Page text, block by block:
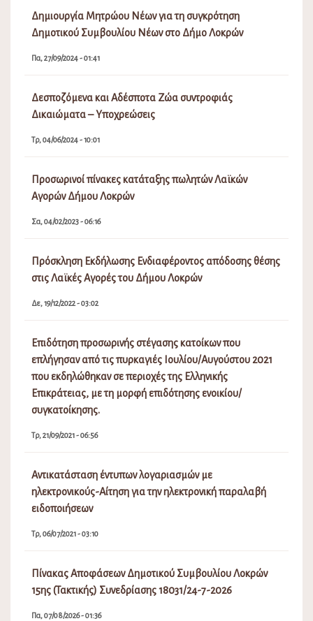
Δημιουργία Μητρώου Νέων για τη συγκρότηση
Δημοτικού Συμβουλίου Νέων στο Δήμο Λοκρών
Πα, 27/09/2024 - 01:41
Δεσποζόμενα και Αδέσποτα Ζώα συντροφιάς
Δικαιώματα – Υποχρεώσεις
Τρ, 04/06/2024 - 10:01
Προσωρινοί πίνακες κατάταξης πωλητών Λαϊκών
Αγορών Δήμου Λοκρών
Σα, 04/02/2023 - 06:16
Πρόσκληση Εκδήλωσης Ενδιαφέροντος απόδοσης θέσης
στις Λαϊκές Αγορές του Δήμου Λοκρών
Δε, 19/12/2022 - 03:02
Επιδότηση προσωρινής στέγασης κατοίκων που
επλήγησαν από τις πυρκαγιές Ιουλίου/Αυγούστου 2021
που εκδηλώθηκαν σε περιοχές της Ελληνικής
Επικράτειας, με τη μορφή επιδότησης ενοικίου/
συγκατοίκησης.
Τρ, 21/09/2021 - 06:56
Αντικατάσταση έντυπων λογαριασμών με
ηλεκτρονικούς-Αίτηση για την ηλεκτρονική παραλαβή
ειδοποιήσεων
Τρ, 06/07/2021 - 03:10
Πίνακας Αποφάσεων Δημοτικού Συμβουλίου Λοκρών
15ης (Τακτικής) Συνεδρίασης 18031/24-7-2026
Πα, 07/08/2026 - 01:36